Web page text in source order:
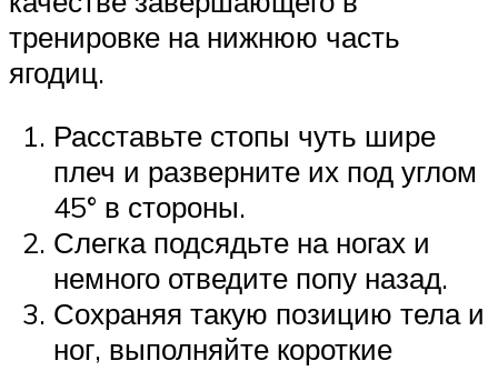
тренировке на нижнюю часть
ягодиц.
Расставьте стопы чуть шире
плеч и разверните их под углом
45° в стороны.
Слегка подсядьте на ногах и
немного отведите попу назад.
Сохраняя такую позицию тела и
ног, выполняйте короткие